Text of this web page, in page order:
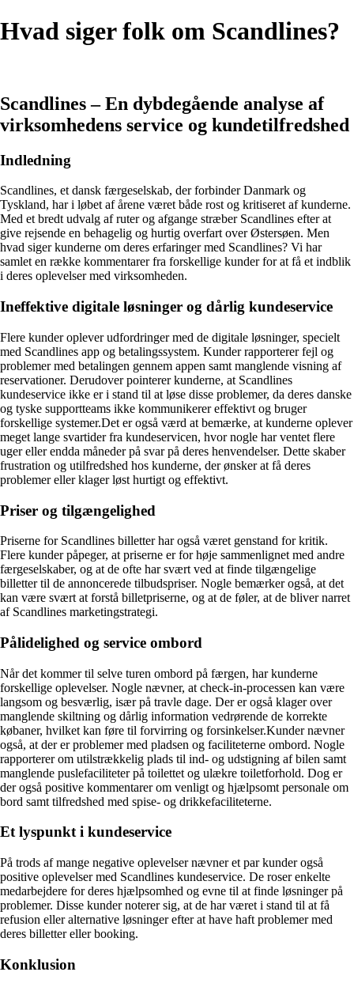
Hvad siger folk om Scandlines?
Scandlines – En dybdegående analyse af
virksomhedens service og kundetilfredshed
Indledning
Scandlines, et dansk færgeselskab, der forbinder Danmark og
Tyskland, har i løbet af årene været både rost og kritiseret af kunderne.
Med et bredt udvalg af ruter og afgange stræber Scandlines efter at
give rejsende en behagelig og hurtig overfart over Østersøen. Men
hvad siger kunderne om deres erfaringer med Scandlines? Vi har
samlet en række kommentarer fra forskellige kunder for at få et indblik
i deres oplevelser med virksomheden.
Ineffektive digitale løsninger og dårlig kundeservice
Flere kunder oplever udfordringer med de digitale løsninger, specielt
med Scandlines app og betalingssystem. Kunder rapporterer fejl og
problemer med betalingen gennem appen samt manglende visning af
reservationer. Derudover pointerer kunderne, at Scandlines
kundeservice ikke er i stand til at løse disse problemer, da deres danske
og tyske supportteams ikke kommunikerer effektivt og bruger
forskellige systemer.Det er også værd at bemærke, at kunderne oplever
meget lange svartider fra kundeservicen, hvor nogle har ventet flere
uger eller endda måneder på svar på deres henvendelser. Dette skaber
frustration og utilfredshed hos kunderne, der ønsker at få deres
problemer eller klager løst hurtigt og effektivt.
Priser og tilgængelighed
Priserne for Scandlines billetter har også været genstand for kritik.
Flere kunder påpeger, at priserne er for høje sammenlignet med andre
færgeselskaber, og at de ofte har svært ved at finde tilgængelige
billetter til de annoncerede tilbudspriser. Nogle bemærker også, at det
kan være svært at forstå billetpriserne, og at de føler, at de bliver narret
af Scandlines marketingstrategi.
Pålidelighed og service ombord
Når det kommer til selve turen ombord på færgen, har kunderne
forskellige oplevelser. Nogle nævner, at check-in-processen kan være
langsom og besværlig, især på travle dage. Der er også klager over
manglende skiltning og dårlig information vedrørende de korrekte
købaner, hvilket kan føre til forvirring og forsinkelser.Kunder nævner
også, at der er problemer med pladsen og faciliteterne ombord. Nogle
rapporterer om utilstrækkelig plads til ind- og udstigning af bilen samt
manglende puslefaciliteter på toilettet og ulækre toiletforhold. Dog er
der også positive kommentarer om venligt og hjælpsomt personale om
bord samt tilfredshed med spise- og drikkefaciliteterne.
Et lyspunkt i kundeservice
På trods af mange negative oplevelser nævner et par kunder også
positive oplevelser med Scandlines kundeservice. De roser enkelte
medarbejdere for deres hjælpsomhed og evne til at finde løsninger på
problemer. Disse kunder noterer sig, at de har været i stand til at få
refusion eller alternative løsninger efter at have haft problemer med
deres billetter eller booking.
Konklusion